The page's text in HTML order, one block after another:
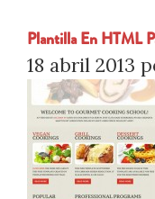
Plantilla En HTML
18 abril 2013